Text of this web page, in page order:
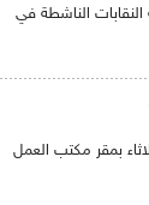
النقابات الناشطة في
بمقر مكتب العمل